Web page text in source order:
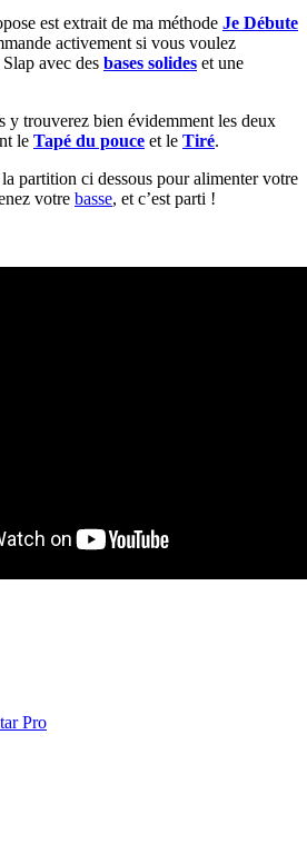
est extrait de ma méthode Je Débute
activement si vous voulez
avec des bases solides et une
y trouverez bien évidemment les deux
le Tapé du pouce et le Tiré.
partition ci dessous pour alimenter votre
votre basse, et c’est parti !
Pro